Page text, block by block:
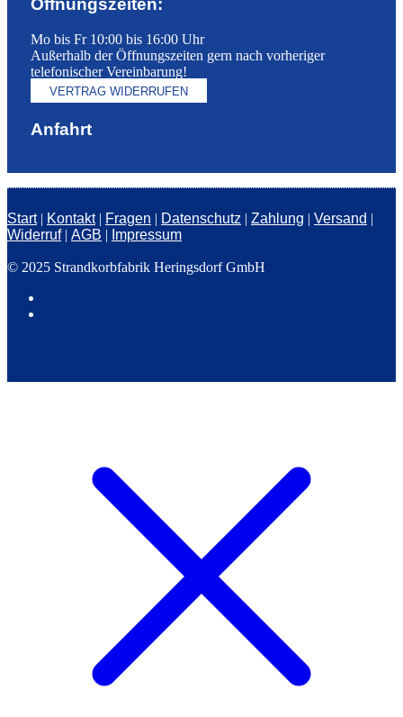
Öffnungszeiten:
Mo bis Fr 10:00 bis 16:00 Uhr
Außerhalb der Öffnungszeiten gern nach vorheriger
telefonischer Vereinbarung!
VERTRAG WIDERRUFEN
Anfahrt
Start| Kontakt| Fragen | Datenschutz | Zahlung | Versand |
Widerruf| AGB | Impressum
© 2025 Strandkorbfabrik Heringsdorf GmbH